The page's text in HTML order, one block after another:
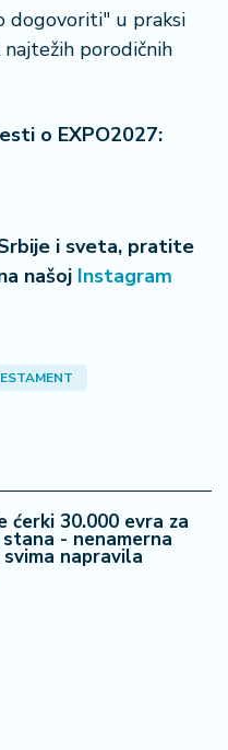
dogovoriti" u praksi
porodičnih
o EXPO2027:
i sveta, pratite
našoj Instagram
ćerki 30.000 evra za
- nenamerna
napravila